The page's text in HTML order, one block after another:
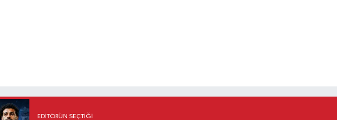
EDITÖRÜN SEÇTIĞI